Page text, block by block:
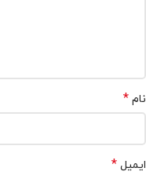
نام *
ایمیل *